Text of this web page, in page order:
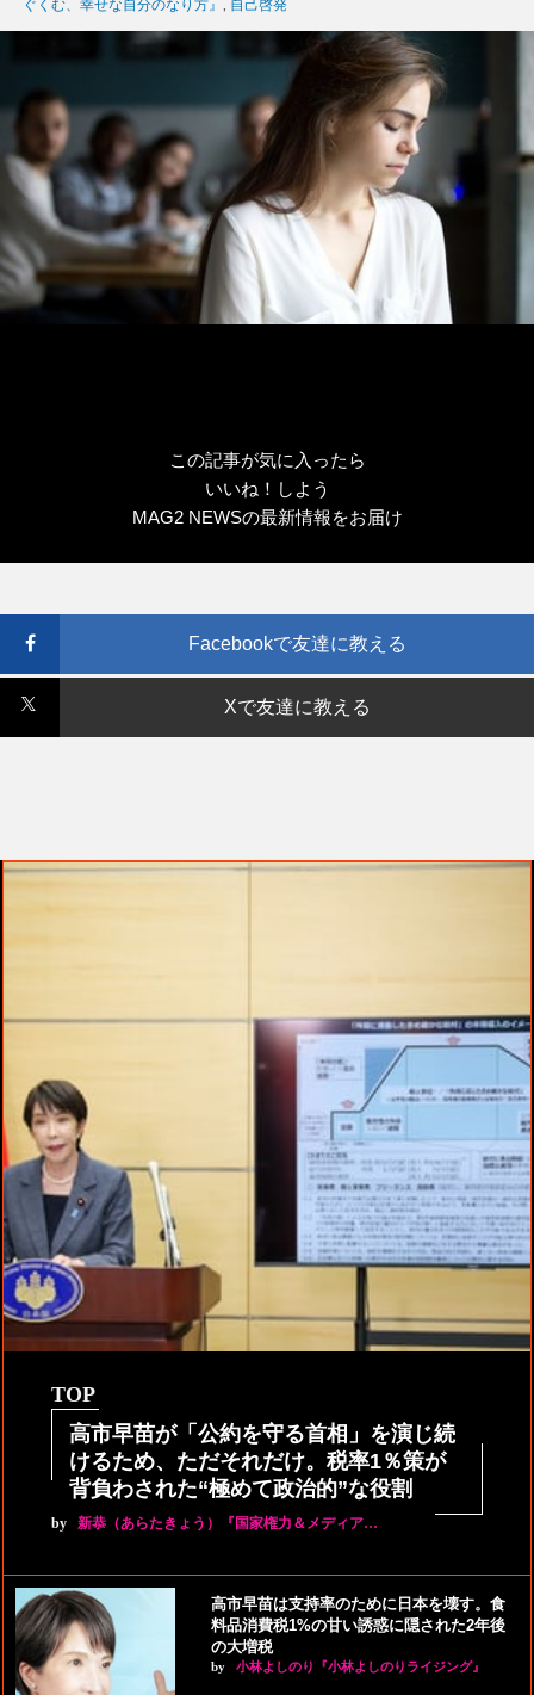
グ
ぐくむ、幸せな自分のなり方』 自己啓発
この記事が気に入ったら
いいね！しよう
MAG2 NEWSの最新情報をお届け
Facebookで友達に教える
Xで友達に教える
TOP
高市早苗が「公約を守る首相」を演じ続
けるため、ただそれだけ。税率1％策が
背負わされた“極めて政治的”な役割
by 新恭（あらたきょう）『国家権力＆メディア…
高市早苗は支持率のために日本を壊す。食
料品消費税1%の甘い誘惑に隠された2年後
の大増税
by 小林よしのり『小林よしのりライジング』